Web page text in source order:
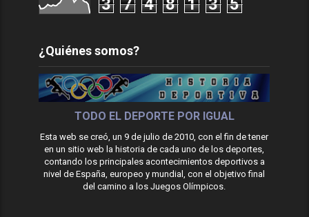
3 7 4 8 1 3 5
¿Quiénes somos?
TODO EL DEPORTE POR IGUAL
Esta web se creó, un 9 de julio de 2010, con el fin de tener
en un sitio web la historia de cada uno de los deportes,
contando los principales acontecimientos deportivos a
nivel de España, europeo y mundial, con el objetivo final
del camino a los Juegos Olímpicos.